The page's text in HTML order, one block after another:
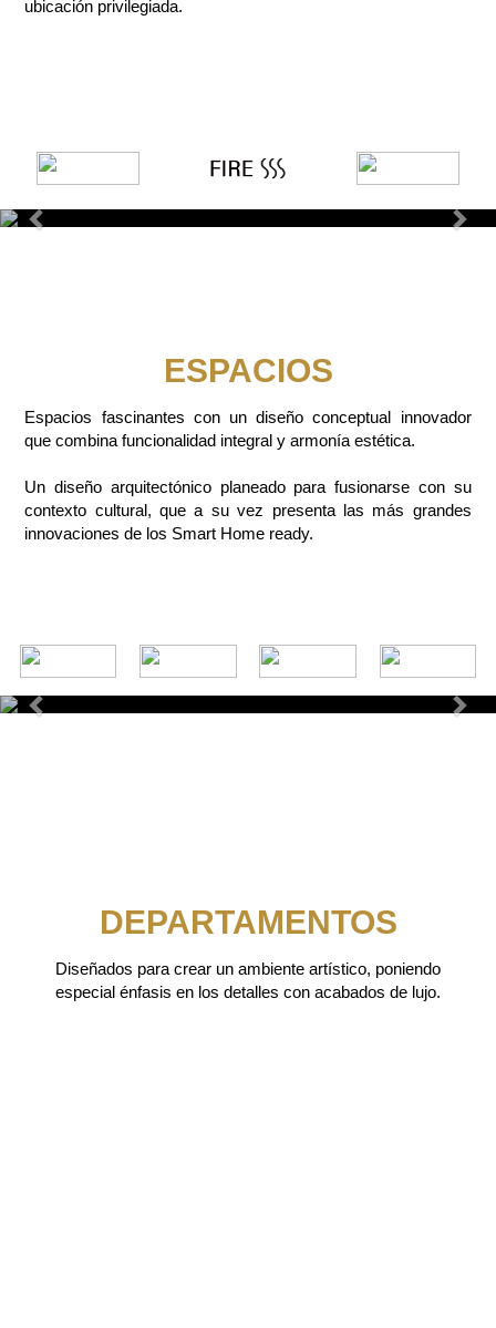
ubicación privilegiada.
Previous Next
ESPACIOS
Espacios fascinantes con un diseño conceptual innovador
que combina funcionalidad integral y armonía estética.
Un diseño arquitectónico planeado para fusionarse con su
contexto cultural, que a su vez presenta las más grandes
innovaciones de los Smart Home ready.
Previous Next
DEPARTAMENTOS
Diseñados para crear un ambiente artístico, poniendo
especial énfasis en los detalles con acabados de lujo.